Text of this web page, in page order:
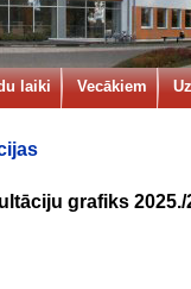
laiki Vecākiem
grafiks